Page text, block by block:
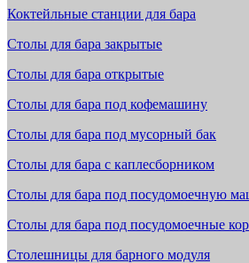
Коктейльные станции для бара
Столы для бара закрытые
Столы для бара открытые
Столы для бара под кофемашину
Столы для бара под мусорный бак
Столы для бара с каплесборником
Столы для бара под посудомоечную
Столы для бара под посудомоечные
Столешницы для барного модуля